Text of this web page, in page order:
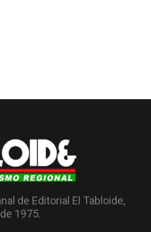
de Editorial El Tabloide,
1975.